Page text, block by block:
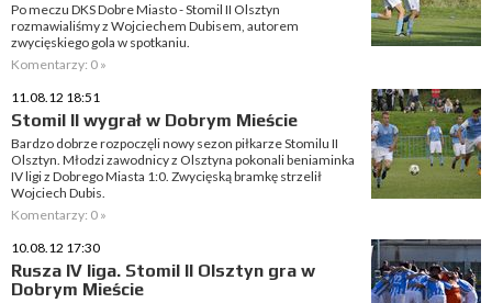
Po meczu DKS Dobre Miasto - Stomil II Olsztyn
rozmawialiśmy z Wojciechem Dubisem, autorem
zwycięskiego gola w spotkaniu.
Komentarzy: 0 »
11.08.12 18:51
Stomil II wygrał w Dobrym Mieście
Bardzo dobrze rozpoczęli nowy sezon piłkarze Stomilu II
Olsztyn. Młodzi zawodnicy z Olsztyna pokonali beniaminka
IV ligi z Dobrego Miasta 1:0. Zwycięską bramkę strzelił
Wojciech Dubis.
Komentarzy: 0 »
10.08.12 17:30
Rusza IV liga. Stomil II Olsztyn gra w
Dobrym Mieście